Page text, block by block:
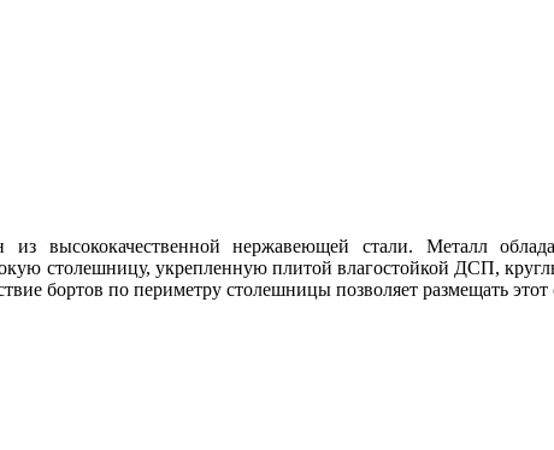
высококачественной нержавеющей стали. Металл
столешницу, укрепленную плитой влагостойкой ДСП,
бортов по периметру столешницы позволяет размещать